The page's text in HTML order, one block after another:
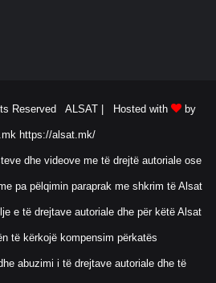
Reserved ALSAT | Hosted with by
https://alsat.mk/
dhe videove me të drejtë autoriale ose
pa pëlqimin paraprak me shkrim të Alsat
e të drejtave autoriale dhe për këtë Alsat
të kërkojë kompensim përkatës
abuzimi i të drejtave autoriale dhe të